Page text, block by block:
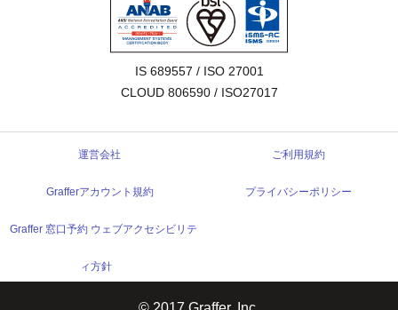
IS 689557 / ISO 27001
CLOUD 806590 / ISO27017
運営会社 ご利用規約
Grafferアカウント規約 プライバシーポリシー
Graffer 窓口予約 ウェブアクセシビリテ
ィ方針